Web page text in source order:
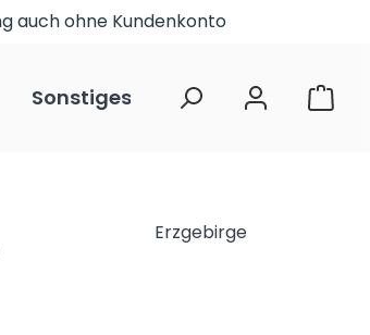
auch ohne Kundenkonto
Sonstiges Restposten
Erzgebirge